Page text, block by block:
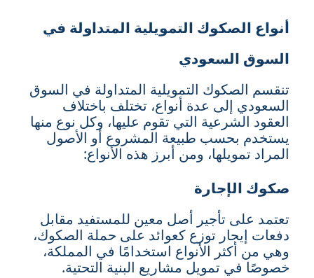
أنواع الصكوك التمويلية المتداولة في
السوق السعودي
تنقسم الصكوك التمويلية المتداولة في السوق
السعودي إلى عدة أنواع، تختلف باختلاف
العقود الشرعية التي تقوم عليها، وكل نوع منها
يستخدم بحسب طبيعة المشروع أو الأصول
المراد تمويلها، ومن أبرز هذه الأنواع:
صكوك الإجارة
تعتمد على تأجير أصل معين للمستفيد مقابل
دفعات إيجار توزع كعوائد على حملة الصكوك،
وهي من أكثر الأنواع استخدامًا في المملكة،
خصوصًا في تمويل مشاريع البنية التحتية.